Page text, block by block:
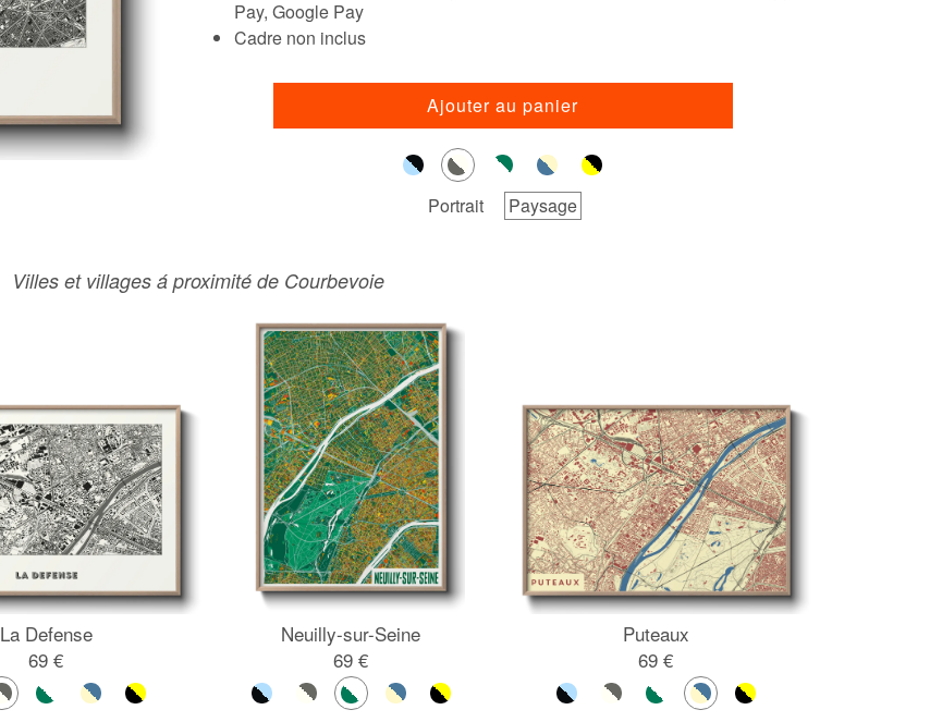
Pay, Google Pay
Cadre non inclus
Ajouter au panier
Portrait Paysage
Villes et villages á proximité de Courbevoie
La Defense
69 €
Neuilly-sur-Seine
69 €
Puteaux
69 €